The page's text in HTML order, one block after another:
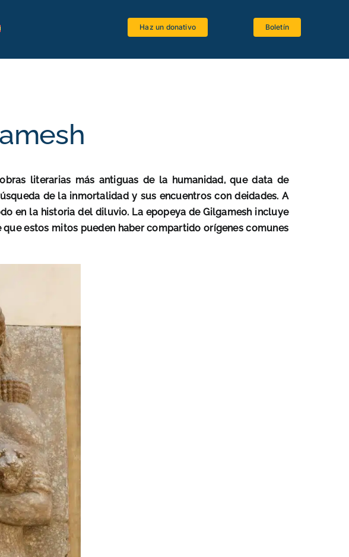
La Biblia y el Magisterio
Haz un donativo Boletín
literarias más antiguas de la humanidad, que data de
de la inmortalidad y sus encuentros con deidades. A
en la historia del diluvio. La epopeya de Gilgamesh incluye
estos mitos pueden haber compartido orígenes comunes